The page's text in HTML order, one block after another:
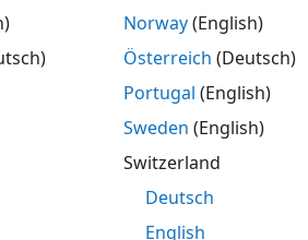
返回磁盘上存储指
元有效。
Norway(English)
Österreich (Deutsch)
Portugal (English)
Sweden (English)
Switzerland
Deutsch
English